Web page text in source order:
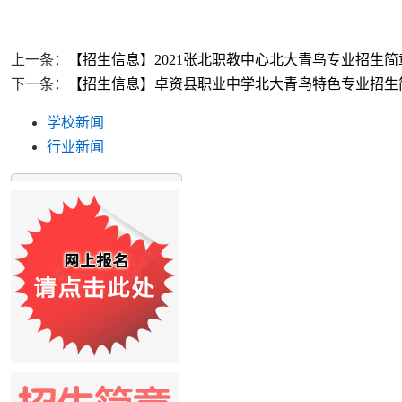
上一条：
【招生信息】2021张北职教中心北大青鸟专业招生简
下一条：
【招生信息】卓资县职业中学北大青鸟特色专业招生
学校新闻
行业新闻